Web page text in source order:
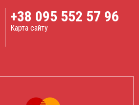
+38 095 552 57 96
Карта сайту